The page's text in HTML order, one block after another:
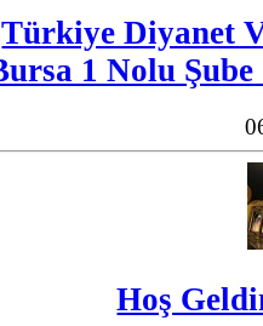
​Türkiye Diyanet
Hoş